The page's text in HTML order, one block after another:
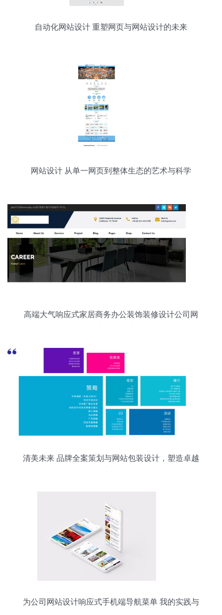
自动化网站设计 重塑网页与网站设计的未来
网站设计 从单一网页到整体生态的艺术与科学
高端大气响应式家居商务办公装饰装修设计公司网
清美未来 品牌全案策划与网站包装设计，塑造卓越
为公司网站设计响应式手机端导航菜单 我的实践与